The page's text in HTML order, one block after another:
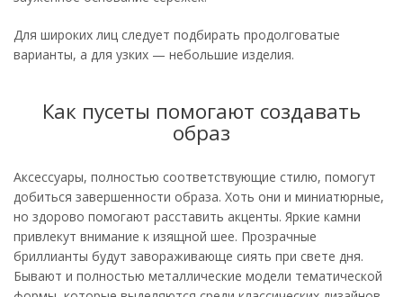
Для широких лиц следует подбирать продолговатые
варианты, а для узких — небольшие изделия.
Как пусеты помогают создавать
образ
Аксессуары, полностью соответствующие стилю, помогут
добиться завершенности образа. Хоть они и миниатюрные,
но здорово помогают расставить акценты. Яркие камни
привлекут внимание к изящной шее. Прозрачные
бриллианты будут завораживающе сиять при свете дня.
Бывают и полностью металлические модели тематической